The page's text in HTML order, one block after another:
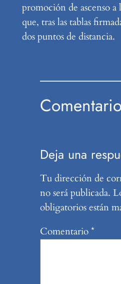
promoción de ascenso a
que, tras las tablas
dos puntos de distancia.
Deja una
Tu dirección de
no será publicada.
obligatorios están
Comentario*